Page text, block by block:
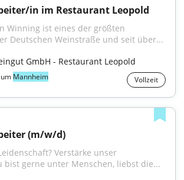
in im Restaurant Leopold
Winning ist eines der größten
Deutschen Weinstraße und seit über...
GmbH - Restaurant Leopold
Mannheim Vollzeit
(m/w/d)
Verstärke unser
bist gerne unter Menschen, liebst die...